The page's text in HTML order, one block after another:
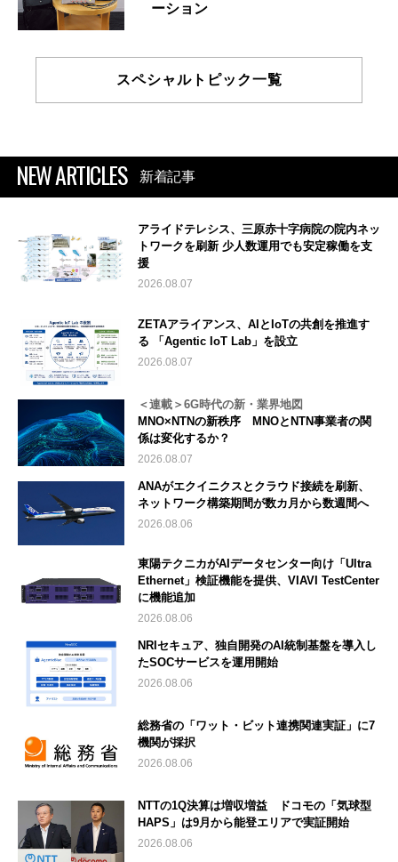
ーション
スペシャルトピック一覧
NEW ARTICLES 新着記事
アライドテレシス、三原赤十字病院の院内ネッ
トワークを刷新 少人数運用でも安定稼働を支
援
2026.08.07
ZETAアライアンス、AIとIoTの共創を推進す
る 「Agentic IoT Lab」を設立
2026.08.07
＜連載＞6G時代の新・業界地図
MNO×NTNの新秩序 MNOとNTN事業者の関
係は変化するか？
2026.08.07
ANAがエクイニクスとクラウド接続を刷新、
ネットワーク構築期間が数カ月から数週間へ
2026.08.06
東陽テクニカがAIデータセンター向け「Ultra
Ethernet」検証機能を提供、VIAVI TestCenter
に機能追加
2026.08.06
NRIセキュア、独自開発のAI統制基盤を導入し
たSOCサービスを運用開始
2026.08.06
総務省の「ワット・ビット連携関連実証」に7
機関が採択
2026.08.06
NTTの1Q決算は増収増益 ドコモの「気球型
HAPS」は9月から能登エリアで実証開始
2026.08.06